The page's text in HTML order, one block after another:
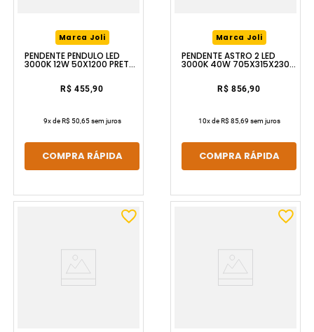
Marca Joli
PENDENTE PÊNDULO LED
3000K 12W 50X1200 PRETO
R$ 455,90
9x deR$ 50,65sem juros
COMPRA RÁPIDA
Marca Joli
PENDENTE ASTRO 2 LED
3000K 40W 705X315X230
R$ 856,90
10x deR$ 85,69 sem juros
COMPRA RÁPIDA